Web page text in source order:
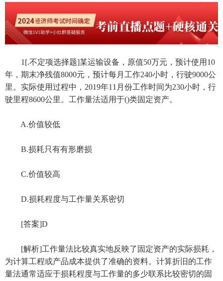
1[.不定项选择题]某运输设备，原值50万元，预计使用10
年，期末净残值8000元，预计每月工作240小时，行驶9000公
里。实际使用过程中，2019年11月份工作时间为230小时，行
驶里程8600公里。工作量法适用于()类固定资产。
A.价值较低
B.损耗只有有形磨损
C.价值较高
D.损耗程度与工作量关系密切
[答案]D
[解析]工作量法比较真实地反映了固定资产的实际损耗，
为计算工程或产品成本提供了准确的资料。计算折旧的工作
量法通常适应于损耗程度与工作量的多少联系比较密切的固